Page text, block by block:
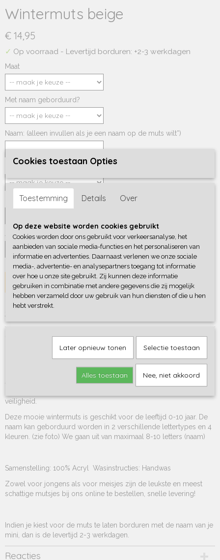
Wintermuts beige
€ 14,95
✓ Op voorraad - Levertijd borduren: +2-3 werkdagen
Maat
Met naam geborduurd?
Naam: (alleen invullen als je een naam op de muts wilt*)
Lettertype *
Kleur naam*
Aantal
IN WINKELWAGEN
Specificaties
Omschrijving
Wintermuts beige
Oh heerlijk warm deze wintermuts! En kriebelt niet. Beschikbaar in
4 toffe kleuren en desgewenst met naam geborduurd. Een
veiligheid.
Deze mooie wintermuts is geschikt voor de leeftijd 0-10 jaar. De
naam kan geborduurd worden in 2 verschillende lettertypes en 4
kleuren. (zie foto) We gaan uit van maximaal 8-10 letters (naam)
Samenstelling: 100% Acryl Wasinstructies: Handwas
Zowel voor jongens als voor meisjes zijn de leukste en meest
schattige mutsjes bij ons online te bestellen, snelle levering!
Indien je kiest voor de muts te laten borduren met de naam van je
mini, dan is de levertijd 2-3 werkdagen.
Reacties
Cookies toestaan Opties
Toestemming Details Over
Op deze website worden cookies gebruikt
Cookies worden door ons gebruikt voor verkeersanalyse, het
aanbieden van sociale media-functies en het personaliseren van
informatie en advertenties. Daarnaast verlenen we onze sociale
media-, advertentie- en analysepartners toegang tot informatie
over hoe u onze site gebruikt. Zij kunnen deze informatie
gebruiken in combinatie met andere gegevens die zij mogelijk
hebben verzameld door uw gebruik van hun diensten of die u hen
hebt verstrekt.
Later opnieuw tonen Selectie toestaan
Alles toestaan Nee, niet akkoord